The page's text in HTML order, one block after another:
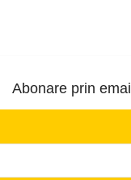
Abonare prin email